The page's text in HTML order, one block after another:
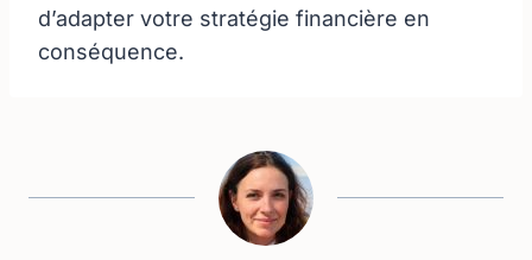
d’adapter votre stratégie financière en
conséquence.